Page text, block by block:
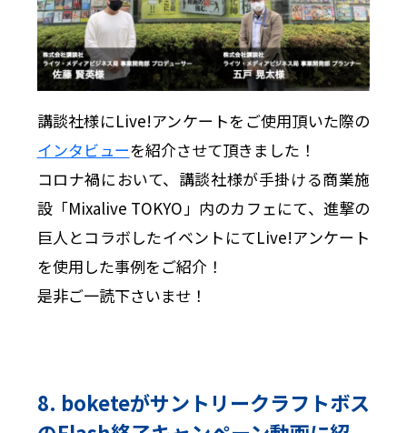
講談社様にLive!アンケートをご使用頂いた際の
インタビューを紹介させて頂きました！
コロナ禍において、講談社様が手掛ける商業施
設「Mixalive TOKYO」内のカフェにて、進撃の
巨人とコラボしたイベントにてLive!アンケート
を使用した事例をご紹介！
是非ご一読下さいませ！
8. boketeがサントリークラフトボス